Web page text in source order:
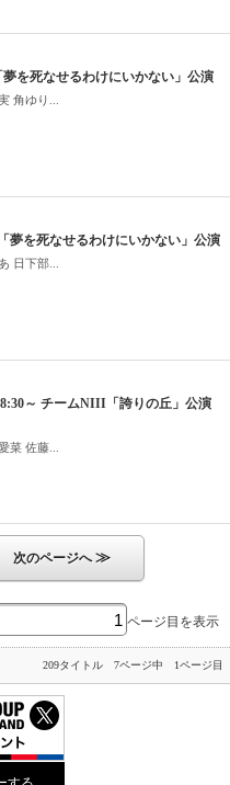
夢を死なせるわけにいかない」公演
角ゆり...
夢を死なせるわけにいかない」公演
日下部...
～ チームNIII「誇りの丘」公演
菜 佐藤...
次のページへ≫
ページ目を表示
209タイトル 7ページ中 1ページ目